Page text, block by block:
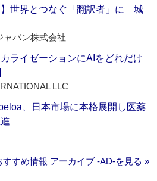
】世界とつなぐ「翻訳者」に 城
ャパン株式会社
ライゼーションにAIをどれだけ
LLC
、日本市場に本格展開し医薬
すすめ情報 アーカイブ ‐AD‐を見る »